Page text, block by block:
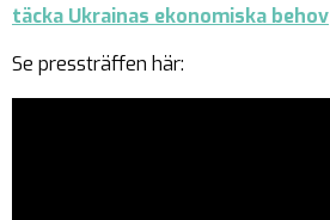
täcka Ukrainas ekonomiska behov
Se pressträffen här: